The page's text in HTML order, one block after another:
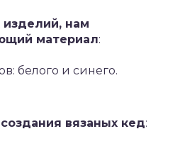
изделий, нам
материал:
белого и синего.
вязаных кед: